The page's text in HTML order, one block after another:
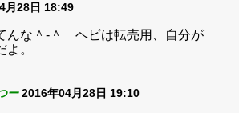
月28日 18:49
んな＾-＾ ヘビは転売用、自分が
。
ー 2016年04月28日 19:10